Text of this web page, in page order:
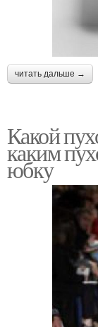
Юбка из
Теплые
читать дальше →
Какой
каким
юбку